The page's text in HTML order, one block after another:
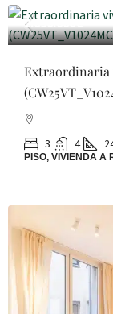
2.690.000€
Extraordinaria
3 4
PISO, VIVIENDA A